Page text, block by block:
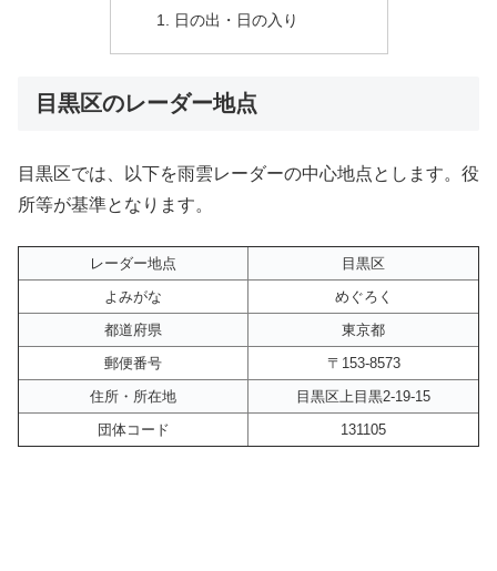
日の出・日の入り
目黒区のレーダー地点
目黒区では、以下を雨雲レーダーの中心地点とします。役
所等が基準となります。
レーダー地点
目黒区
よみがな
めぐろく
都道府県
東京都
郵便番号
〒153-8573
住所・所在地
目黒区上目黒2-19-15
団体コード
131105